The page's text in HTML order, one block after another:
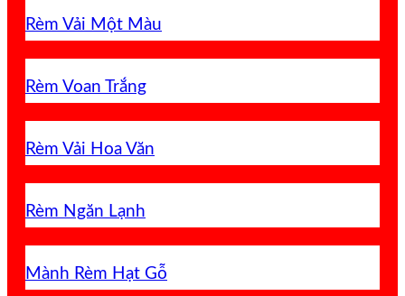
Rèm Vải Một Màu
Rèm Voan Trắng
Rèm Vải Hoa Văn
Rèm Ngăn Lạnh
Mành Rèm Hạt Gỗ